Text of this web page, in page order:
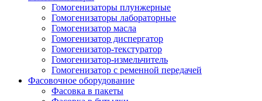
Гомогенизаторы плунжерные
Гомогенизаторы лабораторные
Гомогенизатор масла
Гомогенизатор диспергатор
Гомогенизатор-текстуратор
Гомогенизатор-измельчитель
Гомогенизатор с ременной передачей
Фасовочное оборудование
Фасовка в пакеты